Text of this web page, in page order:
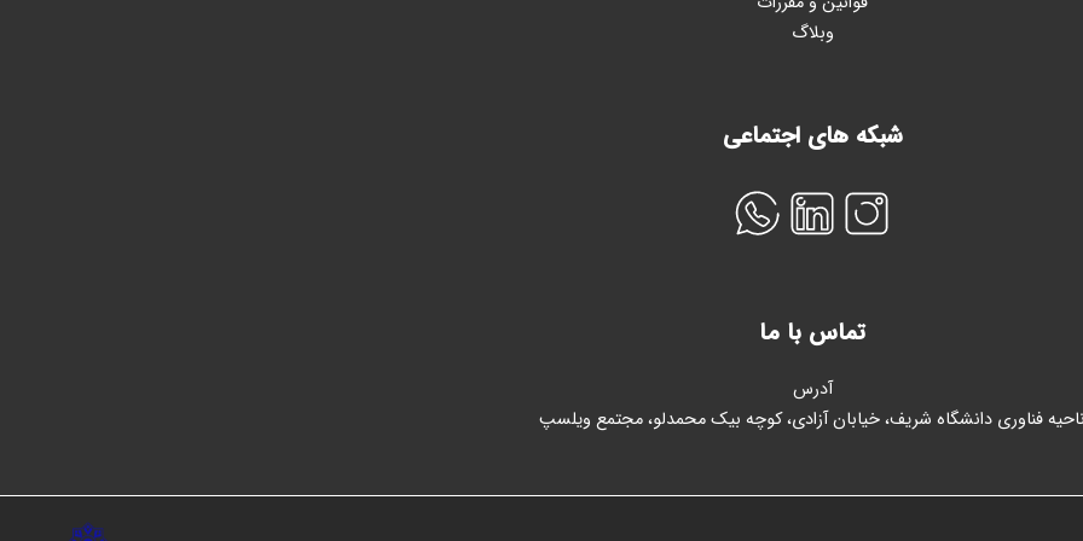
وبلاگ
شبکه های اجتماعی
تماس با ما
آدرس
فناوری دانشگاه شریف، خیابان آزادی، کوچه بیک محمدلو، مجتمع ویلسپ